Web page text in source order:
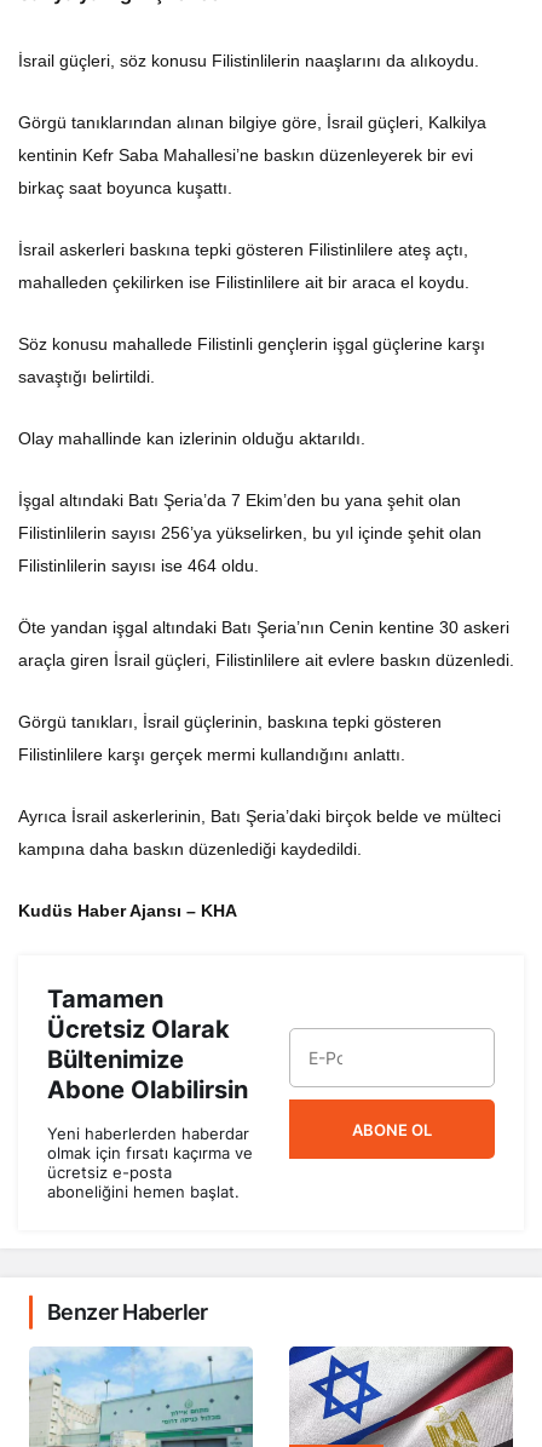
İsrail güçleri, söz konusu Filistinlilerin naaşlarını da alıkoydu.
Görgü tanıklarından alınan bilgiye göre, İsrail güçleri, Kalkilya
kentinin Kefr Saba Mahallesi’ne baskın düzenleyerek bir evi
birkaç saat boyunca kuşattı.
İsrail askerleri baskına tepki gösteren Filistinlilere ateş açtı,
mahalleden çekilirken ise Filistinlilere ait bir araca el koydu.
Söz konusu mahallede Filistinli gençlerin işgal güçlerine karşı
savaştığı belirtildi.
Olay mahallinde kan izlerinin olduğu aktarıldı.
İşgal altındaki Batı Şeria’da 7 Ekim’den bu yana şehit olan
Filistinlilerin sayısı 256’ya yükselirken, bu yıl içinde şehit olan
Filistinlilerin sayısı ise 464 oldu.
Öte yandan işgal altındaki Batı Şeria’nın Cenin kentine 30 askeri
araçla giren İsrail güçleri, Filistinlilere ait evlere baskın düzenledi.
Görgü tanıkları, İsrail güçlerinin, baskına tepki gösteren
Filistinlilere karşı gerçek mermi kullandığını anlattı.
Ayrıca İsrail askerlerinin, Batı Şeria’daki birçok belde ve mülteci
kampına daha baskın düzenlediği kaydedildi.
Kudüs Haber Ajansı – KHA
Tamamen
Ücretsiz Olarak
Bültenimize
Abone Olabilirsin
Yeni haberlerden haberdar
olmak için fırsatı kaçırma ve
ücretsiz e-posta
aboneliğini hemen başlat.
ABONE OL
Benzer Haberler